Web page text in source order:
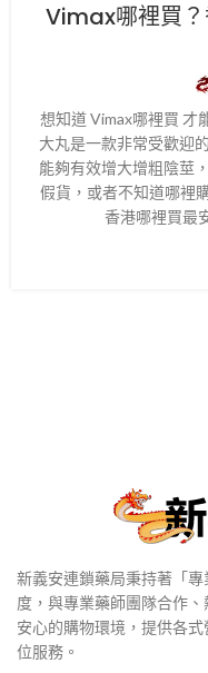
Vimax哪裡買
想知道 Vimax哪裡買 才
大丸是一款非常受歡迎
能夠有效增大增粗陰莖
假貨，或者不知道哪裡
香港哪裡買最
新義安連鎖藥局秉持著「
度，與專業藥師團隊合作
安心的購物環境，提供各
位服務。